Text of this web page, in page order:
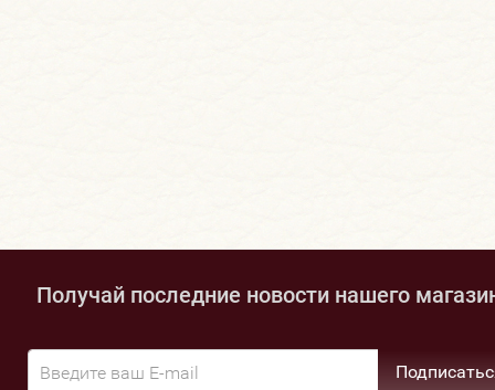
Получай последние новости нашего